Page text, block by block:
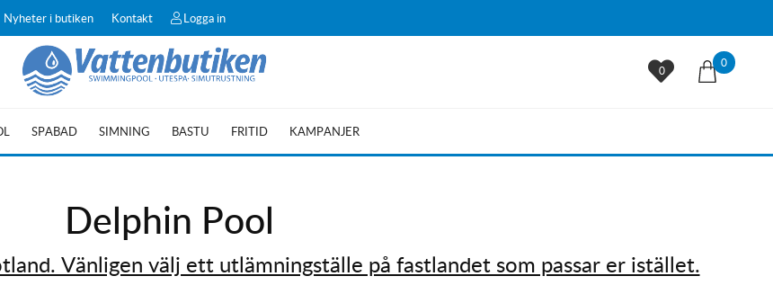
Nyheter i butiken Kontakt Logga in
0
0
SPABAD SIMNING BASTU FRITID KAMPANJER
Delphin Pool
Vänligen välj ett utlämningställe på fastlandet som passar er istället.